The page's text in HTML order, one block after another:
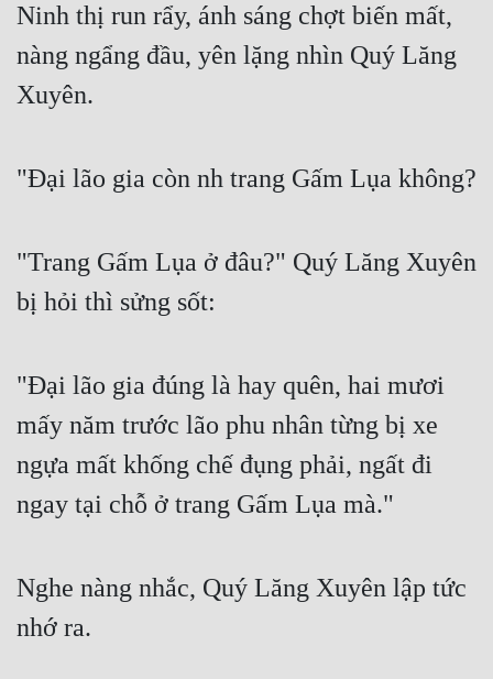
Ninh thị run rẩy, ánh sáng chợt biến mất,
nàng ngẩng đầu, yên lặng nhìn Quý Lăng
Xuyên.
"Đại lão gia còn nh trang Gấm Lụa không?
"Trang Gấm Lụa ở đâu?" Quý Lăng Xuyên
bị hỏi thì sửng sốt:
"Đại lão gia đúng là hay quên, hai mươi
mấy năm trước lão phu nhân từng bị xe
ngựa mất khống chế đụng phải, ngất đi
ngay tại chỗ ở trang Gấm Lụa mà."
Nghe nàng nhắc, Quý Lăng Xuyên lập tức
nhớ ra.